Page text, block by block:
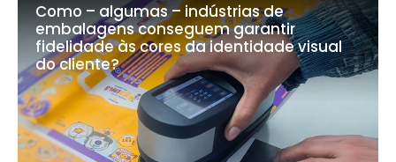
Como – algumas – indústrias de
embalagens conseguem garantir
fidelidade às cores da identidade visual
do cliente?